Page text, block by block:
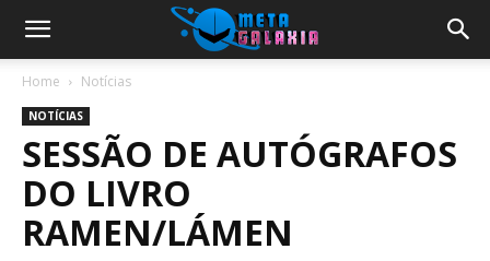
Home Notícias
NOTÍCIAS
SESSÃO DE AUTÓGRAFOS
DO LIVRO
RAMEN/LÁMEN